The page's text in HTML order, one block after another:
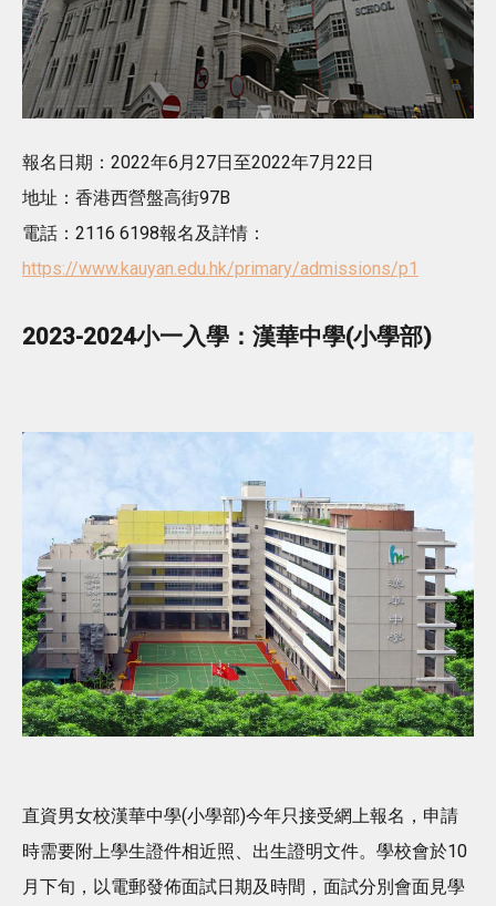
報名日期：2022年6月27日至2022年7月22日
地址：香港西營盤高街97B
電話：2116 6198報名及詳情：
https://www.kauyan.edu.hk/primary/admissions/p1
2023-2024小一入學：漢華中學(小學部)
直資男女校漢華中學(小學部)今年只接受網上報名，申請
時需要附上學生證件相近照、出生證明文件。學校會於10
月下旬，以電郵發佈面試日期及時間，面試分別會面見學